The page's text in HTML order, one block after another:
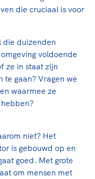
die cruciaal is voor
die duizenden
voldoende
ze in staat zijn
te gaan? Vragen we
waarmee ze
niet? Het
is gebouwd op en
goed. Met grote
om mensen met